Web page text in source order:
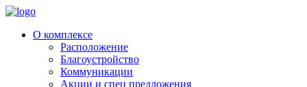
О комплексе
Расположение
Благоустройство
Коммуникации
Акции и спец предложения